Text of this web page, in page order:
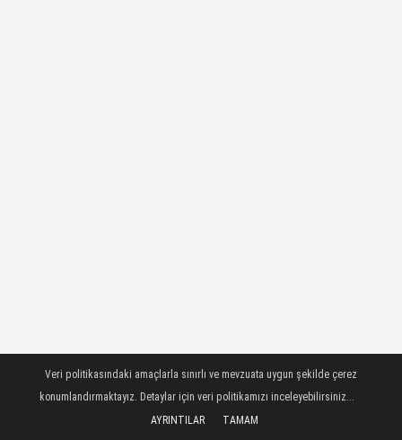
Veri politikasındaki amaçlarla sınırlı ve mevzuata uygun şekilde çerez
konumlandırmaktayız. Detaylar için veri politikamızı inceleyebilirsiniz...
AYRINTILAR
TAMAM